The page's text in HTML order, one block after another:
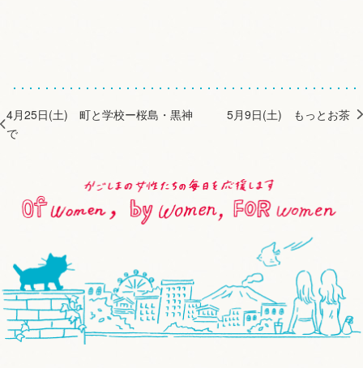
4月25日(土) 町と学校ー桜島・黒神
で
5月9日(土) もっとお茶